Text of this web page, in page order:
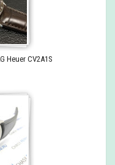
Heuer CV2A1S